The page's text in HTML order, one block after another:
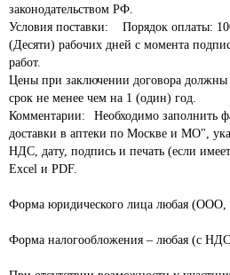
законодательством РФ.
Условия поставки:	Порядок оплаты: 100% постоплата в течении 10
(Десяти) рабочих дней с момента
работ.
Цены при заключении договора должны
срок не менее чем на 1 (один) год.
Комментарии:	Необходимо заполнить файл: "Форма КП для
доставки в аптеки по Москве и МО",
НДС, дату, подпись и печать (если
Excel и PDF.
Форма юридического лица любая
Форма налогообложения – любая (с